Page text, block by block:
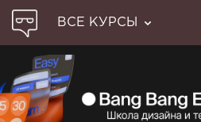
ВСЕ КУРСЫ